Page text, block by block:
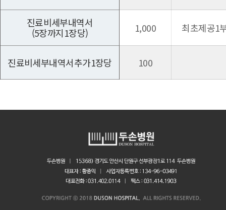
진료비세부내역서
(5장까지1장당)
1,000 최초제공1
진료비세부내역서추가1장당 100